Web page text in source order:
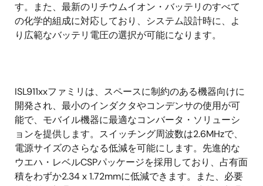
す。また、最新のリチウムイオン・バッテリのすべて
の化学的組成に対応しており、システム設計時に、よ
り広範なバッテリ電圧の選択が可能になります。
ISL911xxファミリは、スペースに制約のある機器向けに
開発され、最小のインダクタやコンデンサの使用が可
能で、モバイル機器に最適なコンバータ・ソリューシ
ョンを提供します。スイッチング周波数は2.6MHzで、
電源サイズのさらなる低減を可能にします。先進的な
ウエハ・レベルCSPパッケージを採用しており、占有面
積をわずか2.34 x 1.72mmに低減できます。また、必要